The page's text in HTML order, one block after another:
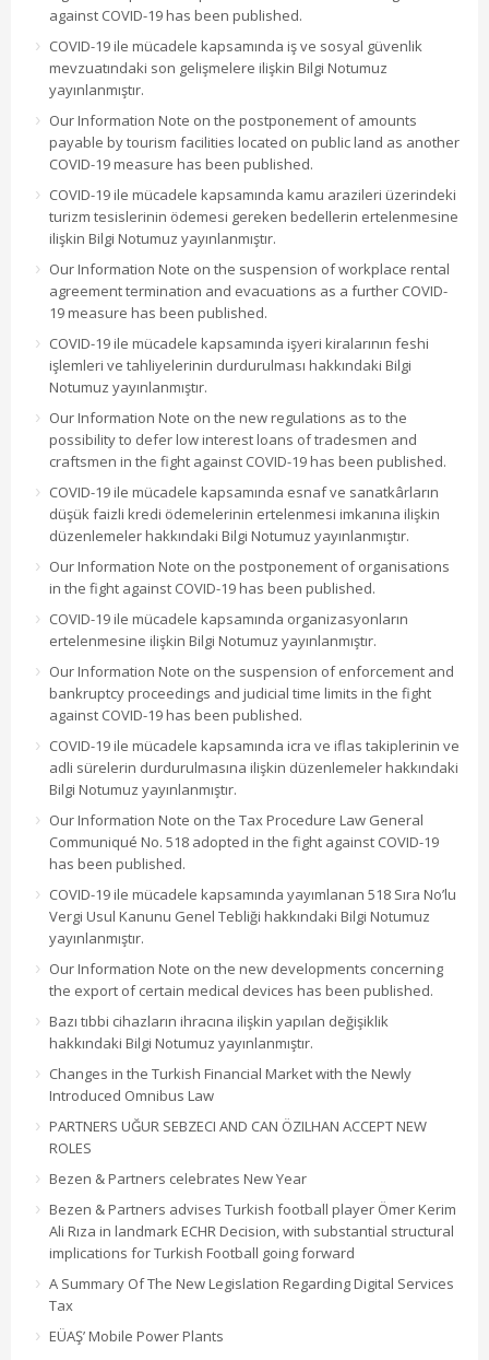
against COVID-19 has been published.
COVID-19 ile mücadele kapsamında iş ve sosyal güvenlik
mevzuatındaki son gelişmelere ilişkin Bilgi Notumuz
yayınlanmıştır.
Our Information Note on the postponement of amounts
payable by tourism facilities located on public land as another
COVID-19 measure has been published.
COVID-19 ile mücadele kapsamında kamu arazileri üzerindeki
turizm tesislerinin ödemesi gereken bedellerin ertelenmesine
ilişkin Bilgi Notumuz yayınlanmıştır.
Our Information Note on the suspension of workplace rental
agreement termination and evacuations as a further COVID-
19 measure has been published.
COVID-19 ile mücadele kapsamında işyeri kiralarının feshi
işlemleri ve tahliyelerinin durdurulması hakkındaki Bilgi
Notumuz yayınlanmıştır.
Our Information Note on the new regulations as to the
possibility to defer low interest loans of tradesmen and
craftsmen in the fight against COVID-19 has been published.
COVID-19 ile mücadele kapsamında esnaf ve sanatkârların
düşük faizli kredi ödemelerinin ertelenmesi imkanına ilişkin
düzenlemeler hakkındaki Bilgi Notumuz yayınlanmıştır.
Our Information Note on the postponement of organisations
in the fight against COVID-19 has been published.
COVID-19 ile mücadele kapsamında organizasyonların
ertelenmesine ilişkin Bilgi Notumuz yayınlanmıştır.
Our Information Note on the suspension of enforcement and
bankruptcy proceedings and judicial time limits in the fight
against COVID-19 has been published.
COVID-19 ile mücadele kapsamında icra ve iflas takiplerinin ve
adli sürelerin durdurulmasına ilişkin düzenlemeler hakkındaki
Bilgi Notumuz yayınlanmıştır.
Our Information Note on the Tax Procedure Law General
Communiqué No. 518 adopted in the fight against COVID-19
has been published.
COVID-19 ile mücadele kapsamında yayımlanan 518 Sıra No’lu
Vergi Usul Kanunu Genel Tebliği hakkındaki Bilgi Notumuz
yayınlanmıştır.
Our Information Note on the new developments concerning
the export of certain medical devices has been published.
Bazı tıbbi cihazların ihracına ilişkin yapılan değişiklik
hakkındaki Bilgi Notumuz yayınlanmıştır.
Changes in the Turkish Financial Market with the Newly
Introduced Omnibus Law
PARTNERS UĞUR SEBZECI AND CAN ÖZILHAN ACCEPT NEW
ROLES
Bezen & Partners celebrates New Year
Bezen & Partners advises Turkish football player Ömer Kerim
Ali Rıza in landmark ECHR Decision, with substantial structural
implications for Turkish Football going forward
A Summary Of The New Legislation Regarding Digital Services
Tax
EÜAŞ’ Mobile Power Plants